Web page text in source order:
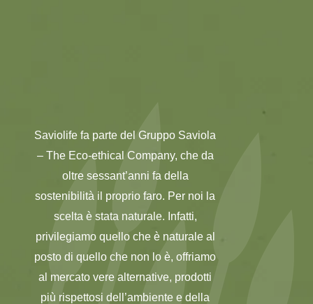
Saviolife fa parte del Gruppo Saviola
– The Eco-ethical Company, che da
oltre sessant’anni fa della
sostenibilità il proprio faro. Per noi la
scelta è stata naturale. Infatti,
privilegiamo quello che è naturale al
posto di quello che non lo è, offriamo
al mercato vere alternative, prodotti
più rispettosi dell’ambiente e della